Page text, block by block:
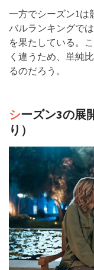
一方でシーズン1は
バルランキングで
を果たしている。
く違うため、単純
るのだろう。
シーズン3の展
り）